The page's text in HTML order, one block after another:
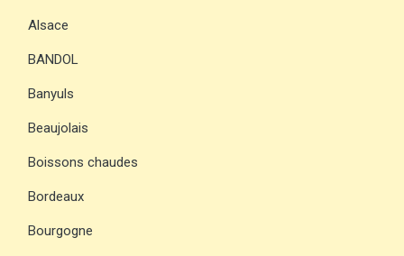
Alsace
BANDOL
Banyuls
Beaujolais
Boissons chaudes
Bordeaux
Bourgogne